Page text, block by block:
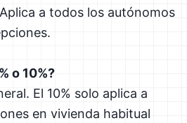
a todos los autónomos
o 10%?
El 10% solo aplica a
en vivienda habitual